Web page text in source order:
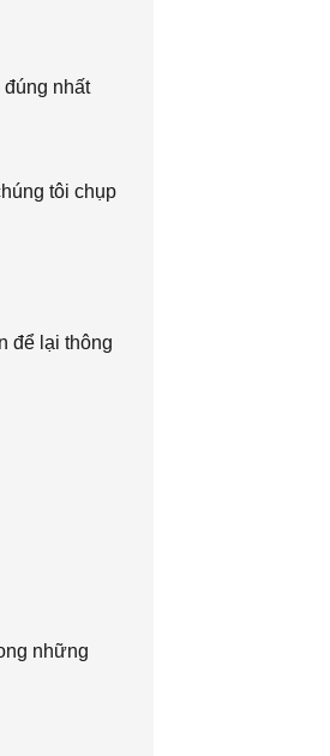
đúng nhất
tôi chụp
để lại thông
những